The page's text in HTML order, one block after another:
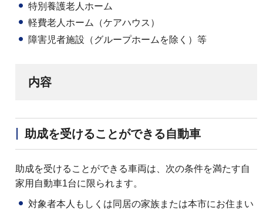
特別養護老人ホーム
軽費老人ホーム（ケアハウス）
障害児者施設（グループホームを除く）等
内容
助成を受けることができる自動車
助成を受けることができる車両は、次の条件を満たす自
家用自動車1台に限られます。
対象者本人もしくは同居の家族または本市にお住まい